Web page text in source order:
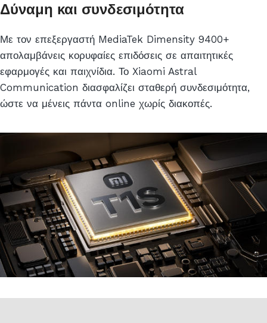
Δύναμη και συνδεσιμότητα
Με τον επεξεργαστή MediaTek Dimensity 9400+
απολαμβάνεις κορυφαίες επιδόσεις σε απαιτητικές
εφαρμογές και παιχνίδια. Το Xiaomi Astral
Communication διασφαλίζει σταθερή συνδεσιμότητα,
ώστε να μένεις πάντα online χωρίς διακοπές.